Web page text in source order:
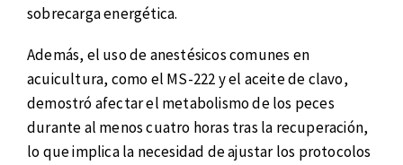
sobrecarga energética.
Además, el uso de anestésicos comunes en
acuicultura, como el MS-222 y el aceite de clavo,
demostró afectar el metabolismo de los peces
durante al menos cuatro horas tras la recuperación,
lo que implica la necesidad de ajustar los protocolos